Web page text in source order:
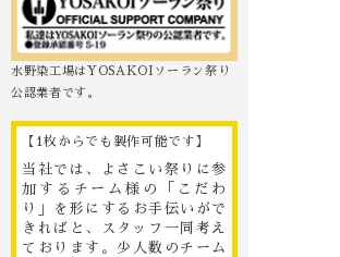
水野染工場はYOSAKOIソーラン祭り
公認業者です。
【1枚からでも製作可能です】
当社では、よさこい祭りに参
加するチーム様の「こだわ
り」を形にするお手伝いがで
きればと、スタッフ一同考え
ております。少人数のチーム